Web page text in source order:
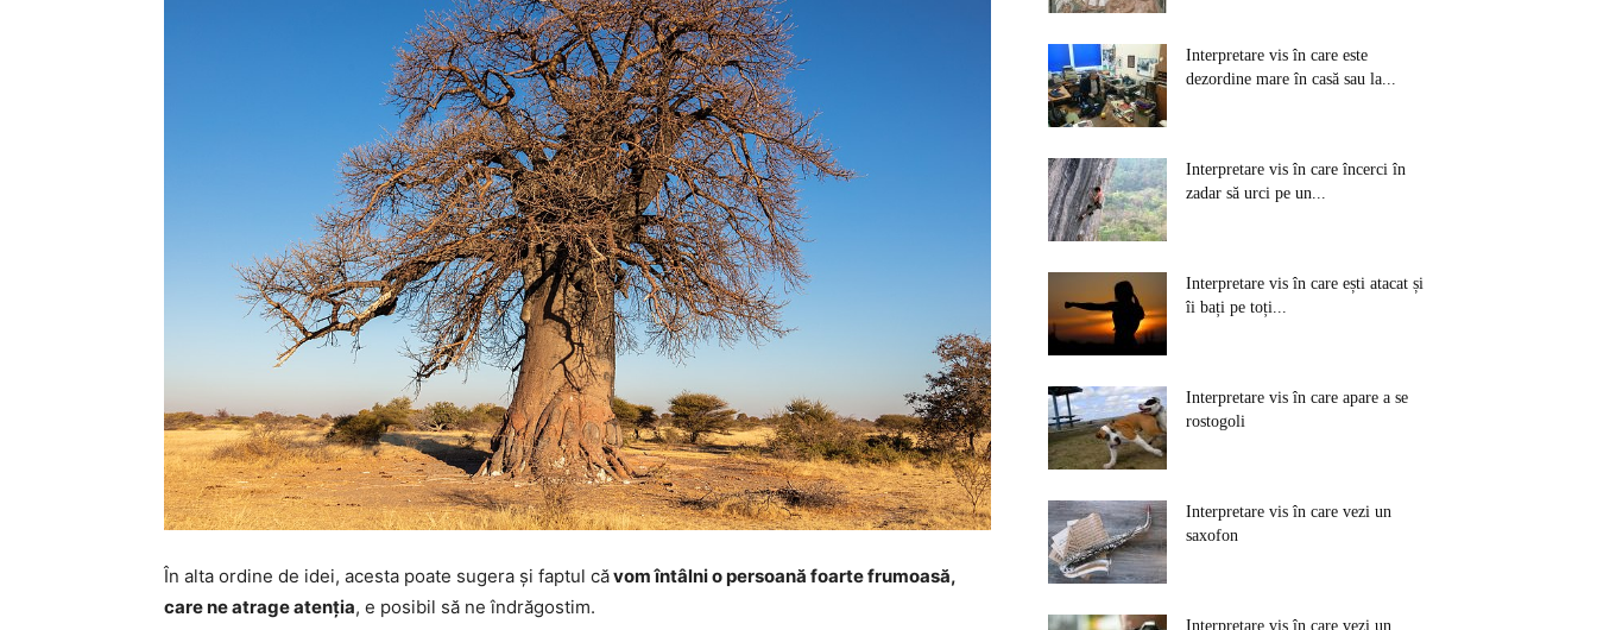
În alta ordine de idei, acesta poate sugera și faptul căvom întâlni o persoană foarte frumoasă,
care ne atrage atenția, e posibil să ne îndrăgostim.
Interpretare vis în care este
dezordine mare în casă sau la...
Interpretare vis în care încerci în
zadar să urci pe un...
Interpretare vis în care ești atacat și
îi bați pe toți...
Interpretare vis în care apare a se
rostogoli
Interpretare vis în care vezi un
saxofon
Interpretare vis în care vezi un